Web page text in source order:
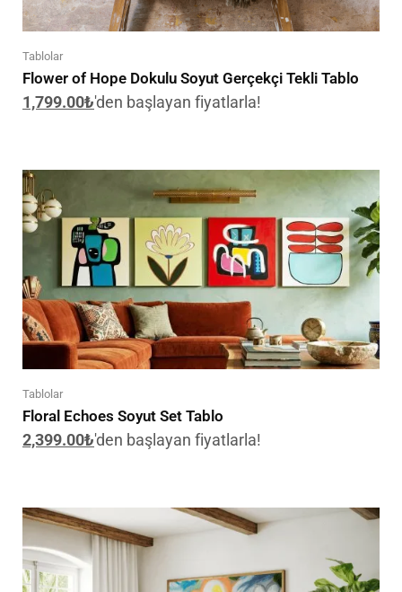
Tablolar
Flower of Hope Dokulu Soyut Gerçekçi Tekli Tablo
1,799.00₺'den başlayan fiyatlarla!
Tablolar
Floral Echoes Soyut Set Tablo
2,399.00₺'den başlayan fiyatlarla!